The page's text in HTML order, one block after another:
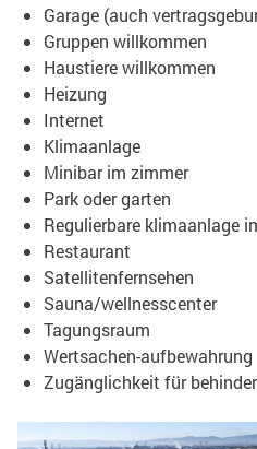
Garage (auch
Gruppen willkommen
Haustiere willkommen
Heizung
Internet
Klimaanlage
Minibar im zimmer
Park oder garten
Regulierbare klimaanlage
Restaurant
Satellitenfernsehen
Sauna/wellnesscenter
Tagungsraum
Wertsachen-aufbewahrung
Zugänglichkeit für